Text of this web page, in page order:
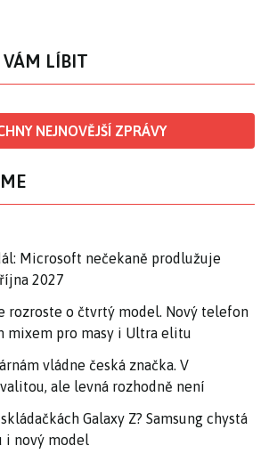
VÁM LÍBIT
NEJNOVĚJŠÍ ZPRÁVY
Microsoft nečekaně prodlužuje
2027
rozroste o čtvrtý model. Nový telefon
mixem pro masy i Ultra elitu
vládne česká značka. V
ale levná rozhodně není
Galaxy Z? Samsung chystá
i nový model